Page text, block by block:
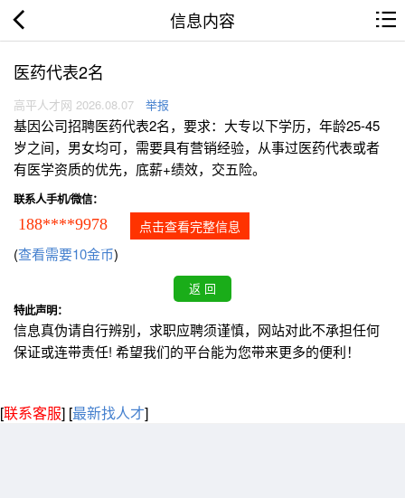
信息内容
医药代表2名
高平人才网 2026.08.07 举报
基因公司招聘医药代表2名，要求：大专以下学历，年龄25-45
岁之间，男女均可，需要具有营销经验，从事过医药代表或者
有医学资质的优先，底薪+绩效，交五险。
联系人手机/微信：
188****9978 点击查看完整信息
(查看需要10金币)
特此声明：
信息真伪请自行辨别，求职应聘须谨慎，网站对此不承担任何
保证或连带责任! 希望我们的平台能为您带来更多的便利！
[联系客服] [最新找人才]